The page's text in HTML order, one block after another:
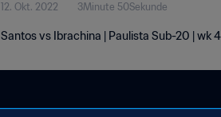
12. Okt. 2022 3Minute 50Sekunde
Santos vs Ibrachina | Paulista Sub-20 | wk